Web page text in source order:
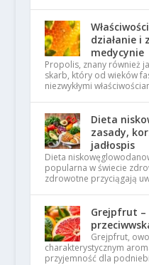
działanie i
medycynie
Propolis, znany również
skarb, który od wieków
niezwykłymi
Dieta
zasady,
jadłospis
Dieta
popularna w świecie
zdrowotne przyciągają
Grejpfrut –
Grejpfrut,
charakterystycznym
przyjemność dla